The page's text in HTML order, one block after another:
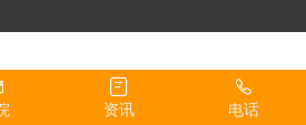
资讯 电话